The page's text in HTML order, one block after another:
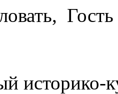
Гость
историко-